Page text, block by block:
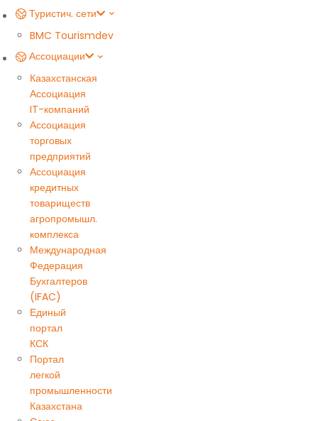
Туристич. сети
BMC Tourismdev
Ассоциации
Казахстанская
Ассоциация
IT-компаний
Ассоциация
торговых
предприятий
Ассоциация
кредитных
товариществ
агропромышл.
комплекса
Международная
Федерация
Бухгалтеров
(IFAC)
Единый
портал
КСК
Портал
легкой
промышленности
Казахстана